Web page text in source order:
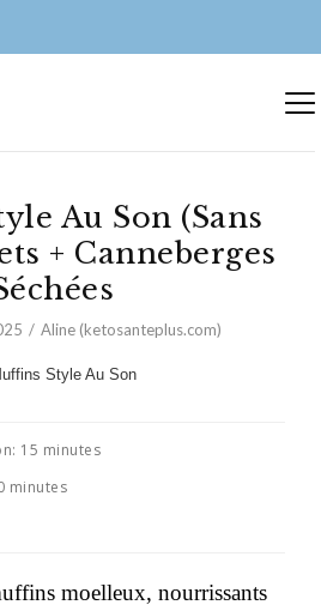
Au Son (Sans
+ Canneberges
Aline (ketosanteplus.com)
15 minutes
minutes
moelleux, nourrissants